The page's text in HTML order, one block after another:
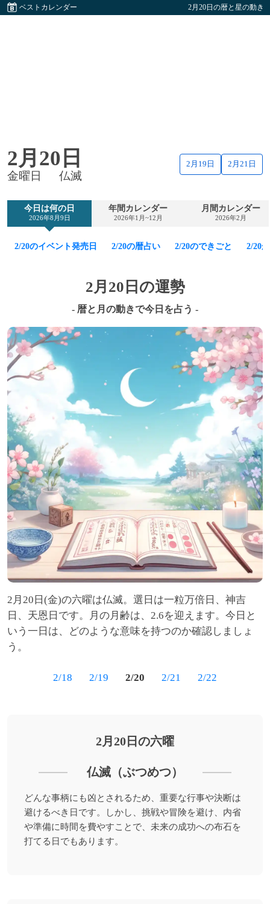
ベストカレンダー 2月20日の暦と星の動き
2月20日
金曜日 仏滅
2月19日 2月21日
今日は何の日
2026年8月9日
年間カレンダー
2026年1月~12月
月間カレンダー
2026年2月
2/20のイベント発売日 2/20の暦占い 2/20のできごと 2/20
2月20日の運勢
- 暦と月の動きで今日を占う -
2月20日(金)の六曜は仏滅。選日は一粒万倍日、神吉
日、天恩日です。月の月齢は、2.6を迎えます。今日と
いう一日は、どのような意味を持つのか確認しましょ
う。
2/18 2/19 2/20 2/21 2/22
2月20日の六曜
仏滅（ぶつめつ）
どんな事柄にも凶とされるため、重要な行事や決断は
避けるべき日です。しかし、挑戦や冒険を避け、内省
や準備に時間を費やすことで、未来の成功への布石を
打てる日でもあります。